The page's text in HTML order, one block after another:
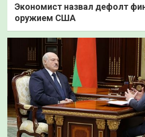
Экономист назвал дефолт
оружием США